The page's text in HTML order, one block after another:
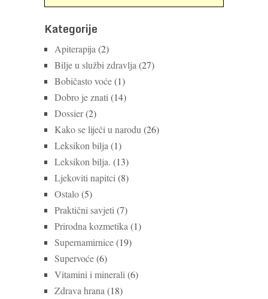
Kategorije
Apiterapija (2)
Bilje u službi zdravlja (27)
Bobičasto voće(1)
Dobro je znati (14)
Dossier(2)
Kako se liječi u narodu (26)
Leksikon bilja (1)
Leksikon bilja. (13)
Ljekoviti napitci (8)
Ostalo(5)
Praktični savjeti (7)
Prirodna kozmetika (1)
Supernamirnice(19)
Supervoće(6)
Vitamini i minerali (6)
Zdrava hrana (18)